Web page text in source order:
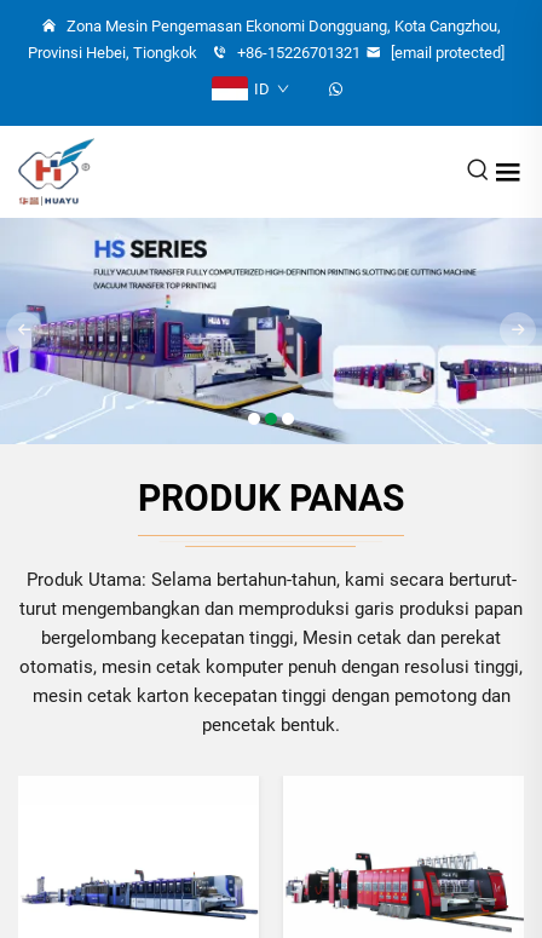
Zona Mesin Pengemasan Ekonomi Dongguang, Kota Cangzhou,
Provinsi Hebei, Tiongkok
+86-15226701321
[email protected]
ID
PRODUK PANAS
Produk Utama: Selama bertahun-tahun, kami secara berturut-
turut mengembangkan dan memproduksi garis produksi papan
bergelombang kecepatan tinggi, Mesin cetak dan perekat
otomatis, mesin cetak komputer penuh dengan resolusi tinggi,
mesin cetak karton kecepatan tinggi dengan pemotong dan
pencetak bentuk.